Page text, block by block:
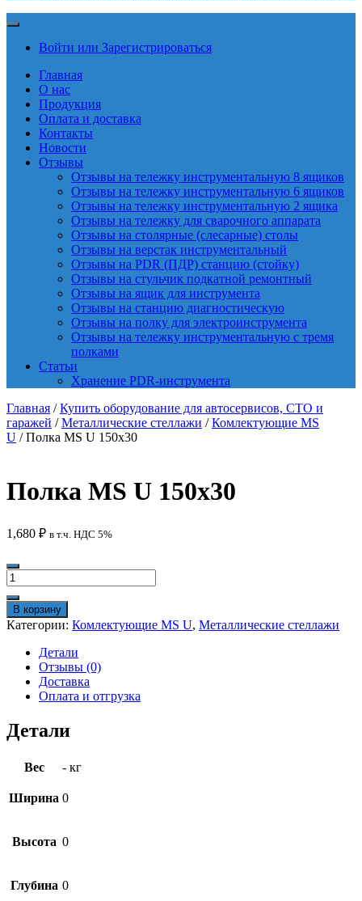
Войти или Зарегистрироваться
Главная
О нас
Продукция
Оплата и доставка
Контакты
Новости
Отзывы
Отзывы на тележку инструментальную 8 ящиков
Отзывы на тележку инструментальную 6 ящиков
Отзывы на тележку инструментальную 2 ящика
Отзывы на тележку для сварочного аппарата
Отзывы на столярные (слесарные) столы
Отзывы на верстак инструментальный
Отзывы на PDR (ПДР) станцию (стойку)
Отзывы на стульчик подкатной ремонтный
Отзывы на ящик для инструмента
Отзывы на станцию диагностическую
Отзывы на полку для электроинструмента
Отзывы на тележку инструментальную с тремя
полками
Статьи
Хранение PDR-инструмента
Главная /Купить оборудование для автосервисов, СТО и
гаражей /Металлические стеллажи /Комлектующие MS
U / Полка MS U 150х30
Полка MS U 150х30
1,680 ₽ в т.ч. НДС 5%
Количество
товара
Полка
MS
U
150х30
В корзину
Категории: Комлектующие MS U, Металлические стеллажи
Детали
Отзывы (0)
Доставка
Оплата и отгрузка
Детали
Вес - кг
Ширина 0
Высота 0
Глубина 0